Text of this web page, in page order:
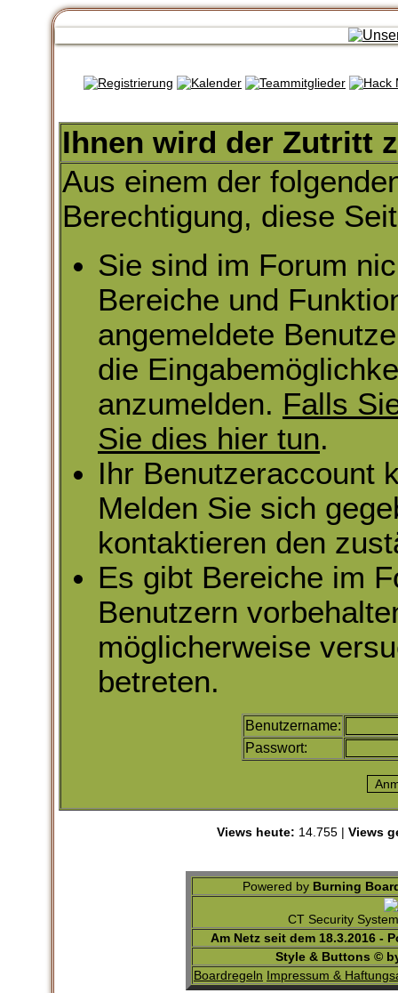
Ihnen wird der Zutritt
Aus einem der
Berechtigung, diese
Sie sind im Forum
Bereiche und
angemeldete
die
anzumelden. Falls
Sie dies hier tun.
Ihr Benutzeraccount
Melden Sie sich
kontaktieren den
Es gibt Bereiche im
Benutzern
möglicherweise
betreten.
Benutzername:
Passwort:
Views heute: 14.755 | Views
Powered by Burning
CT Security
Am Netz seit dem 18.3.2016 -
Style & Buttons ©
Boardregeln Impressum &